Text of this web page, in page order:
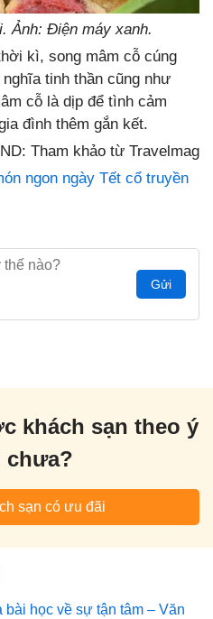
Ảnh: Điện máy xanh.
kì, song mâm cỗ cúng
tinh thần cũng như
cỗ là dịp để tình cảm
đình thêm gắn kết.
ND: Tham khảo từ Travelmag
ngon ngày Tết cổ truyền
Gửi
khách sạn theo ý
chưa?
sạn có ưu đãi
học về sự tận tâm – Văn